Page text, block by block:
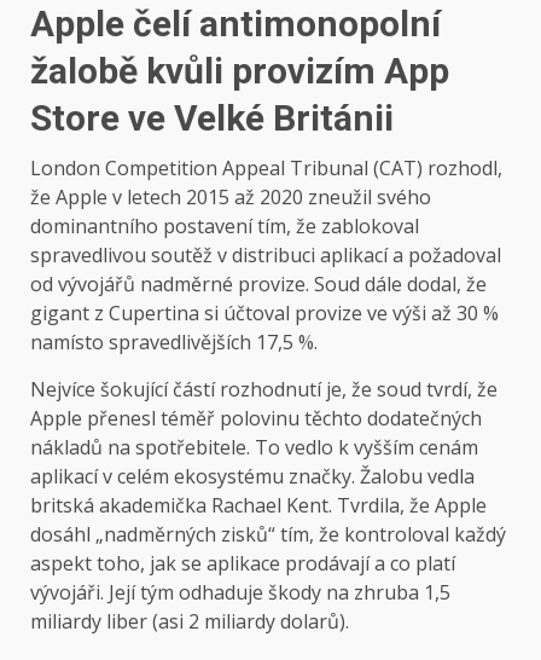
Apple čelí antimonopolní
žalobě kvůli provizím App
Store ve Velké Británii
London Competition Appeal Tribunal (CAT) rozhodl,
že Apple v letech 2015 až 2020 zneužil svého
dominantního postavení tím, že zablokoval
spravedlivou soutěž v distribuci aplikací a požadoval
od vývojářů nadměrné provize. Soud dále dodal, že
gigant z Cupertina si účtoval provize ve výši až 30 %
namísto spravedlivějších 17,5 %.
Nejvíce šokující částí rozhodnutí je, že soud tvrdí, že
Apple přenesl téměř polovinu těchto dodatečných
nákladů na spotřebitele. To vedlo k vyšším cenám
aplikací v celém ekosystému značky. Žalobu vedla
britská akademička Rachael Kent. Tvrdila, že Apple
dosáhl „nadměrných zisků“ tím, že kontroloval každý
aspekt toho, jak se aplikace prodávají a co platí
vývojáři. Její tým odhaduje škody na zhruba 1,5
miliardy liber (asi 2 miliardy dolarů).